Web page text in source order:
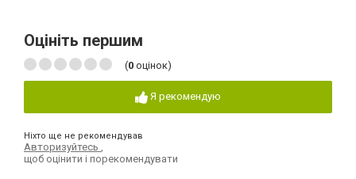
Оцініть першим
(0 оцінок)
Я рекомендую
Ніхто ще не рекомендував
Авторизуйтесь
щоб оцінити і порекомендувати